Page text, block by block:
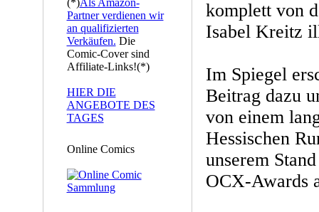
(*)Als Amazon-
Partner verdienen wir
an qualifizierten
Verkäufen. Die
Comic-Cover sind
Affiliate-Links!(*)
HIER DIE
ANGEBOTE DES
TAGES
Online Comics
komplett von
Isabel Kreitz
Im Spiegel
Beitrag dazu
von einem
Hessischen
unserem
OCX-Awards